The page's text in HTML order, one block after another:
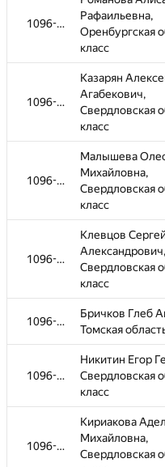
1096-1309
Рафаильевна,
Оренбургская
класс
1096-1309
Казарян
Агабекович,
Свердловская
класс
1096-1309
Малышева
Михайловна,
Свердловская
класс
1096-1309
Клевцов
Александрович,
Свердловская
класс
1096-1309
Бричков Глеб
Томская
1096-1309
Никитин Егор
Свердловская
класс
1096-1309
Кириакова
Михайловна,
Свердловская